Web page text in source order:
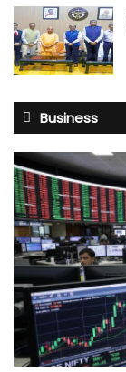
Business